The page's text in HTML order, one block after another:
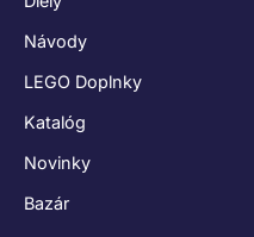
Návody
LEGO Doplnky
Katalóg
Novinky
Bazár